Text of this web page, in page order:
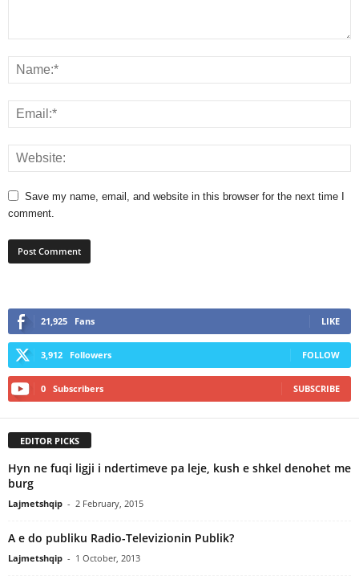
Save my name, email, and website in this browser for the next time I
comment.
21,925 Fans LIKE
3,912 Followers FOLLOW
0 Subscribers SUBSCRIBE
EDITOR PICKS
Hyn ne fuqi ligji i ndertimeve pa leje, kush e shkel denohet me
burg
Lajmetshqip - 2 February, 2015
A e do publiku Radio-Televizionin Publik?
Lajmetshqip - 1 October, 2013